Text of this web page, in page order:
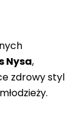
Nysa,
zdrowy styl